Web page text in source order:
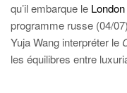
qu’il embarque le
programme russe (04/
Yuja Wang interpréter le
les équilibres entre